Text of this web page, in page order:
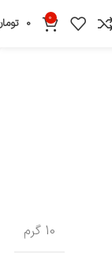
0
0
10 گرم